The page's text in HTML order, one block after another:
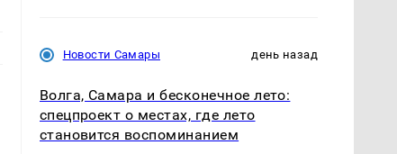
Новости Самары день назад
Волга, Самара и бесконечное лето:
спецпроект о местах, где лето
становится воспоминанием